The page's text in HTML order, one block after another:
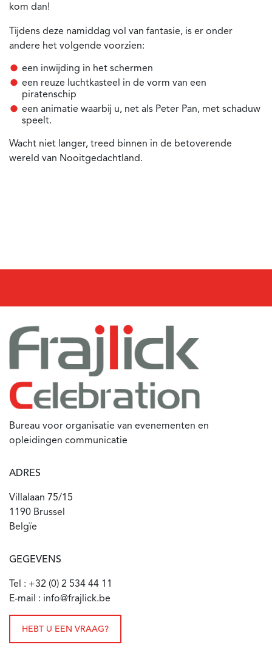
kom dan!
Tijdens deze namiddag vol van fantasie, is er onder
andere het volgende voorzien:
een inwijding in het schermen
een reuze luchtkasteel in de vorm van een
piratenschip
een animatie waarbij u, net als Peter Pan, met schaduw
speelt.
Wacht niet langer, treed binnen in de betoverende
wereld van Nooitgedachtland.
Bureau voor organisatie van evenementen en
opleidingen communicatie
ADRES
Villalaan 75/15
1190 Brussel
Belgïe
GEGEVENS
Tel : +32 (0) 2 534 44 11
E-mail : info@frajlick.be
HEBT U EEN VRAAG?